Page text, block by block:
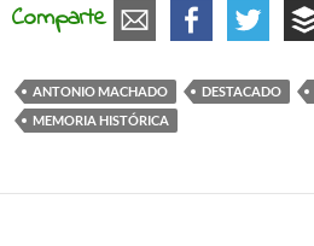
Comparte
ANTONIO MACHADO DESTACADO
MEMORIA HISTÓRICA